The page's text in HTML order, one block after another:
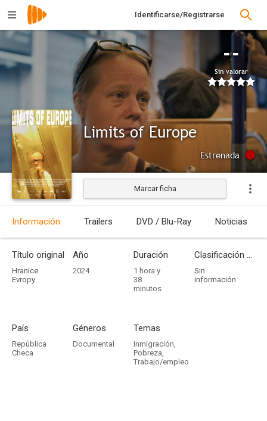
Identificarse/Registrarse
--
Sin valorar
Limits of Europe
Estrenada
Marcar ficha
Información Trailers DVD / Blu-Ray Noticias
Título original
Hranice
Evropy
Año
2024
Duración
1 hora y
38
minutos
Clasificación por edades
Sin
información
País
República
Checa
Géneros
Documental
Temas
Inmigración,
Pobreza,
Trabajo/empleo